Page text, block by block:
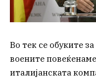
Во тек се обуките
воените
италијанската